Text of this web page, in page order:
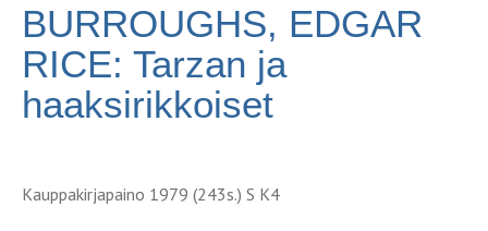
BURROUGHS, EDGAR
RICE: Tarzan ja
haaksirikkoiset
Kauppakirjapaino 1979 (243s.) S K4